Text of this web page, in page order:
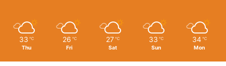
33 ℃
Thu
26 ℃
Fri
27 ℃
Sat
33 ℃
Sun
34 ℃
Mon